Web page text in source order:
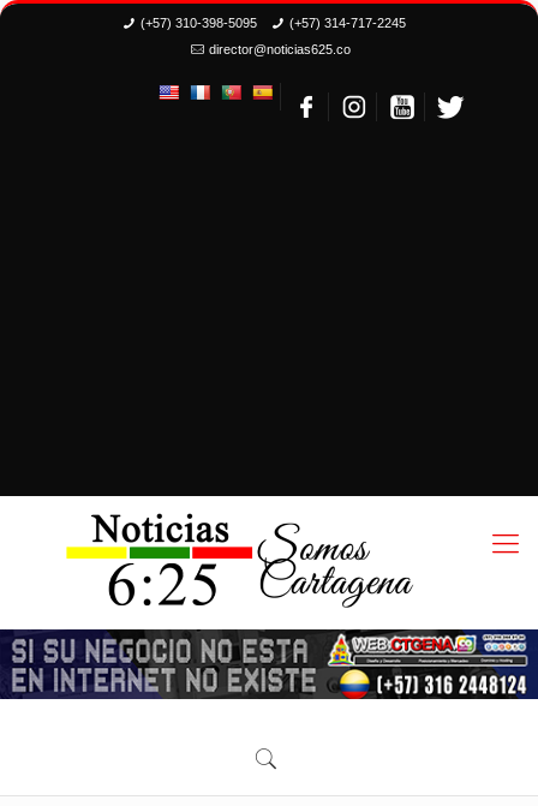
(+57) 310-398-5095
(+57) 314-717-2245
director@noticias625.co